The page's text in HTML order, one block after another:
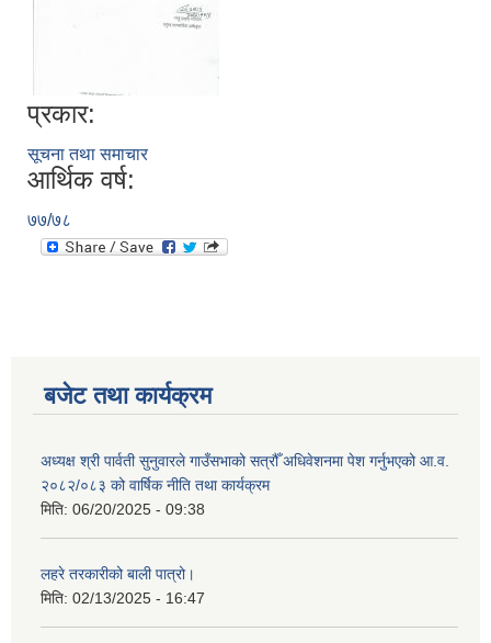
प्रकार:
सूचना तथा समाचार
आर्थिक वर्ष:
७७/७८
बजेट तथा कार्यक्रम
अध्यक्ष श्री पार्वती सुनुवारले गाउँसभाको सत्रौँ अधिवेशनमा पेश गर्नुभएको आ.व.
२०८२/०८३ को वार्षिक नीति तथा कार्यक्रम
मिति: 06/20/2025 - 09:38
लहरे तरकारीको बाली पात्रो।
मिति: 02/13/2025 - 16:47